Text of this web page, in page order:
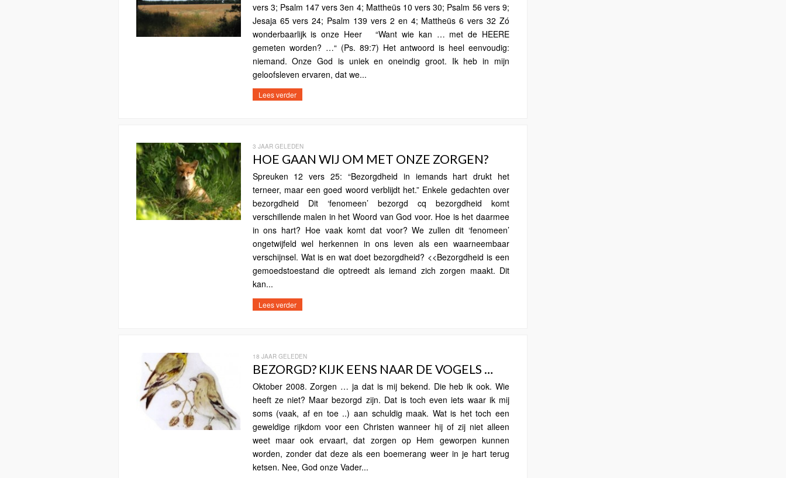
vers 3; Psalm 147 vers 3en 4; Mattheüs 10 vers 30; Psalm 56 vers 9;
Jesaja 65 vers 24; Psalm 139 vers 2 en 4; Mattheüs 6 vers 32 Zó
wonderbaarlijk is onze Heer “Want wie kan … met de HEERE
gemeten worden? …“ (Ps. 89:7) Het antwoord is heel eenvoudig:
niemand. Onze God is uniek en oneindig groot. Ik heb in mijn
geloofsleven ervaren, dat we...
Lees verder
3 JAAR GELEDEN
HOE GAAN WIJ OM MET ONZE ZORGEN?
Spreuken 12 vers 25: “Bezorgdheid in iemands hart drukt het
terneer, maar een goed woord verblijdt het.” Enkele gedachten over
bezorgdheid Dit ‘fenomeen’ bezorgd cq bezorgdheid komt
verschillende malen in het Woord van God voor. Hoe is het daarmee
in ons hart? Hoe vaak komt dat voor? We zullen dit ‘fenomeen’
ongetwijfeld wel herkennen in ons leven als een waarneembaar
verschijnsel. Wat is en wat doet bezorgdheid? <<Bezorgdheid is een
gemoedstoestand die optreedt als iemand zich zorgen maakt. Dit
kan...
Lees verder
18 JAAR GELEDEN
BEZORGD? KIJK EENS NAAR DE VOGELS …
Oktober 2008. Zorgen … ja dat is mij bekend. Die heb ik ook. Wie
heeft ze niet? Maar bezorgd zijn. Dat is toch even iets waar ik mij
soms (vaak, af en toe ..) aan schuldig maak. Wat is het toch een
geweldige rijkdom voor een Christen wanneer hij of zij niet alleen
weet maar ook ervaart, dat zorgen op Hem geworpen kunnen
worden, zonder dat deze als een boemerang weer in je hart terug
ketsen. Nee, God onze Vader...